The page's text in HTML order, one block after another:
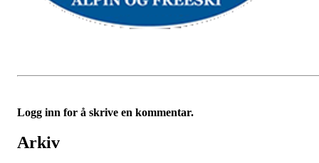
Logg inn for å skrive en kommentar.
Arkiv